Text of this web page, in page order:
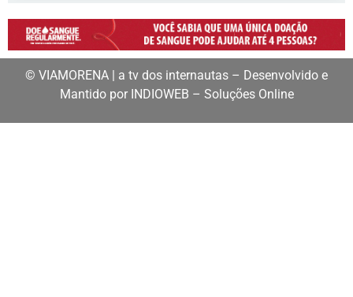
© VIAMORENA | a tv dos internautas – Desenvolvido e
Mantido por INDIOWEB – Soluções Online